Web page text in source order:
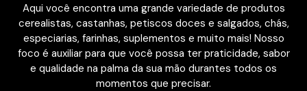
Aqui você encontra uma grande variedade de produtos
cerealistas, castanhas, petiscos doces e salgados, chás,
especiarias, farinhas, suplementos e muito mais! Nosso
foco é auxiliar para que você possa ter praticidade, sabor
e qualidade na palma da sua mão durantes todos os
momentos que precisar.